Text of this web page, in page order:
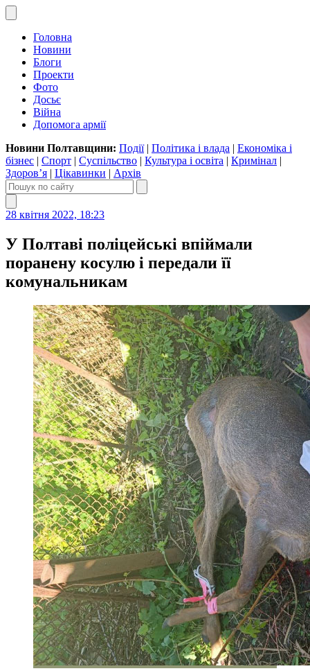
Головна
Новини
Блоги
Проекти
Фото
Досьє
Війна
Допомога армії
Новини Полтавщини: Події| Політика і влада | Економіка і
бізнес | Спорт | Суспільство | Культура і освіта | Кримінал |
Здоров’я | Цікавинки | Архів
28 квітня 2022, 18:23
У Полтаві поліцейські впіймали
поранену косулю і передали її
комунальникам